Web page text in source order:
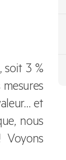
soit 3 %
et
nous